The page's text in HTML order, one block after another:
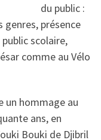
du public :
genres, présence
scolaire,
comme au Vélo
un hommage au
ans, en
Bouki de Djibril